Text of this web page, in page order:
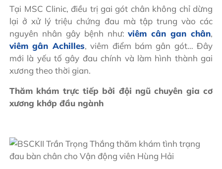
Tại MSC Clinic, điều trị gai gót chân không chỉ dừng
lại ở xử lý triệu chứng đau mà tập trung vào các
nguyên nhân gây bệnh như:viêm cân gan chân,
viêm gân Achilles, viêm điểm bám gân gót… Đây
mới là yếu tố gây đau chính và làm hình thành gai
xương theo thời gian.
Thăm khám trực tiếp bởi đội ngũ chuyên gia cơ
xương khớp đầu ngành